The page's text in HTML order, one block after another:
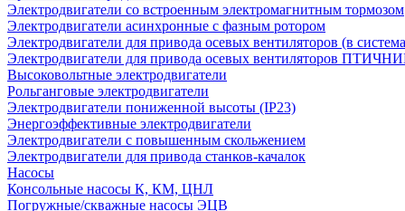
Электродвигатели со встроенным электромагнитным тормозом
Электродвигатели асинхронные с фазным ротором
Электродвигатели для привода осевых вентиляторов (в
Электродвигатели для привода осевых вентиляторов
Высоковольтные электродвигатели
Рольганговые электродвигатели
Электродвигатели пониженной высоты (IP23)
Энергоэффективные электродвигатели
Электродвигатели с повышенным скольжением
Электродвигатели для привода станков-качалок
Насосы
Консольные насосы К, КМ, ЦНЛ
Погружные/скважные насосы ЭЦВ